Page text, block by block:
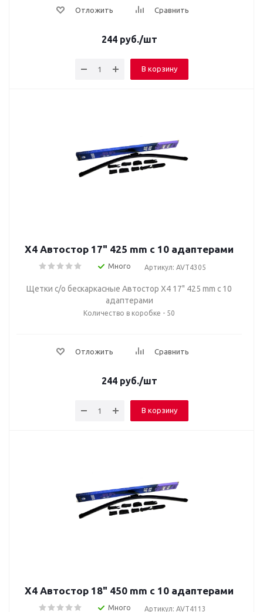
Отложить Сравнить
244 руб./шт
В корзину
Х4 Автостор 17" 425 mm c 10 адаптерами
Много Артикул: AVT4305
Щетки с/о бескаркасные Автостор Х4 17" 425 mm c 10
адаптерами
Количество в коробке - 50
Отложить Сравнить
244 руб./шт
В корзину
Х4 Автостор 18" 450 mm c 10 адаптерами
Много Артикул: AVT4113